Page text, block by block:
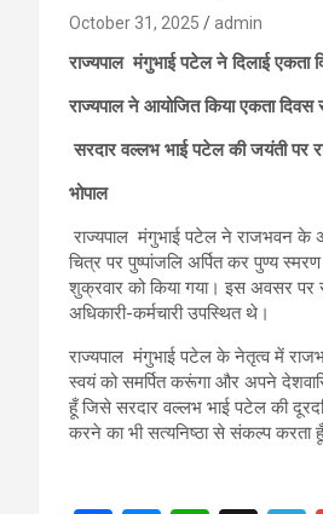
October 31, 2025 admin
राज्यपाल मंगुभाई पटेल ने दिलाई एकता
राज्यपाल ने आयोजित किया एकता
सरदार वल्लभ भाई पटेल की जयंती पर
भोपाल
राज्यपाल मंगुभाई पटेल ने राजभवन के
चित्र पर पुष्पांजलि अर्पित कर पुण्य
शुक्रवार को किया गया। इस अवसर पर
अधिकारी-कर्मचारी उपस्थित थे।
राज्यपाल मंगुभाई पटेल के नेतृत्व में
स्वयं को समर्पित करूंगा और अपने
हूँ जिसे सरदार वल्लभ भाई पटेल की
करने का भी सत्यनिष्ठा से संकल्प करता